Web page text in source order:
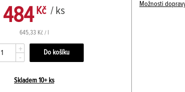
484 Kč / ks
645,33 Kč / l
+
-
Skladem 10+ ks
Možnosti